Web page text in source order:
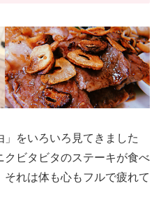
をいろいろ見てきました
ビタビタのステーキが食べ
れは体も心もフルで疲れて